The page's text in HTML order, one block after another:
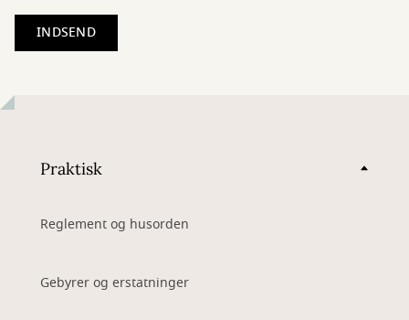
Praktisk
Reglement og husorden
Gebyrer og erstatninger